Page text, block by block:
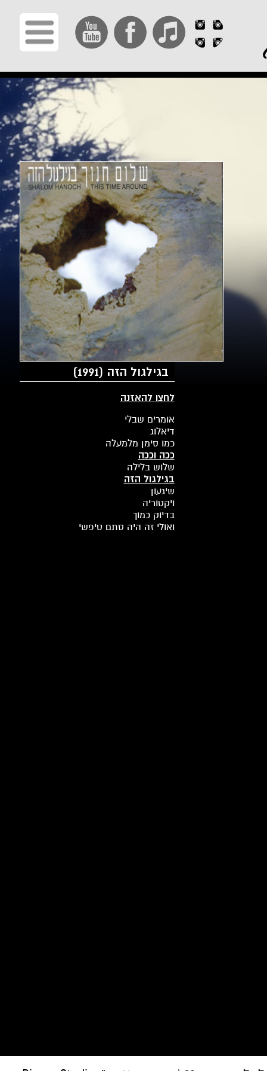
תפריט
בגילגול הזה (1991)
לחצו להאזנה
אומרים שבלי
דיאלוג
כמו סימן מלמעלה
ככה וככה
שלוש בלילה
בגילגול הזה
שיגעון
ויקטוריה
בדיוק כמוך
ואולי זה היה סתם טיפשי